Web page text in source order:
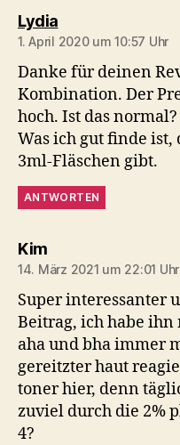
Lydiasagt:
1. April 2020 um 10:57 Uhr
Danke für deinen
Kombination. Der
hoch. Ist das normal?
Was ich gut finde ist,
3ml-Fläschen gibt.
ANTWORTEN
Kimsagt:
14. März 2021 um 22:01 Uhr
Super interessanter
Beitrag, ich habe
aha und bha immer
gereitzter haut
toner hier, denn
zuviel durch die 2%
4?